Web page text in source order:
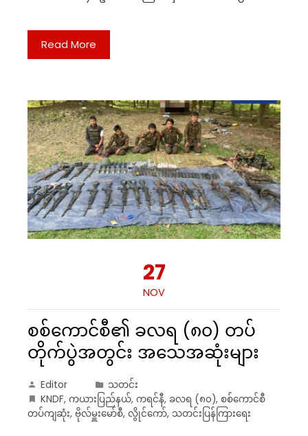
Read More
27
NOV
စစ်ကောင်စီ၏ ခလရ (၈၀) တပ်
တိုက်ပွဲအတွင်း အသေအဆုံးများ
Editor
သတင်း
KNDF, ကယားပြည်နယ်, ကရင်နီ, ခလရ (၈၀), စစ်ကောင်စီ
တပ်ကျဆုံး, ဗိုလ်မှူးမော်စီ, လွိုင်ကော်, သတင်းပြန်ကြားရေး